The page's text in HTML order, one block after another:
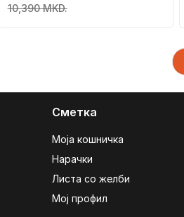
10,390 MKD.
Сметка
Моја кошничка
Нарачки
Листа со желби
Мој профил